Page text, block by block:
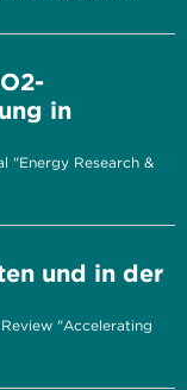
in
"Energy Research &
und in der
"Accelerating